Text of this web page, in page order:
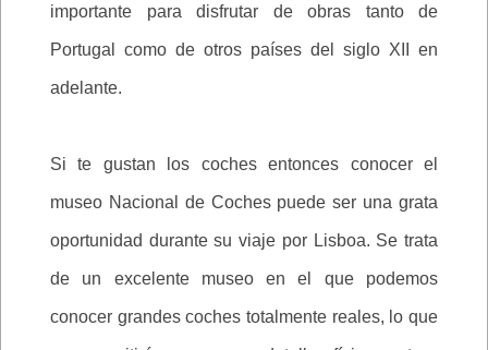
importante para disfrutar de obras tanto de
Portugal como de otros países del siglo XII en
adelante.
Si te gustan los coches entonces conocer el
museo Nacional de Coches puede ser una grata
oportunidad durante su viaje por Lisboa. Se trata
de un excelente museo en el que podemos
conocer grandes coches totalmente reales, lo que